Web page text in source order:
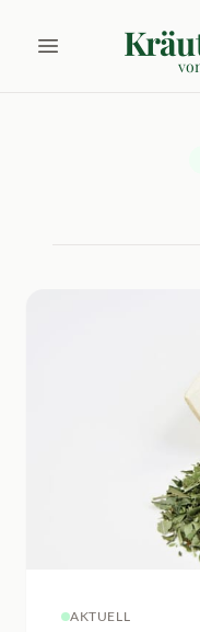
AKTUELL